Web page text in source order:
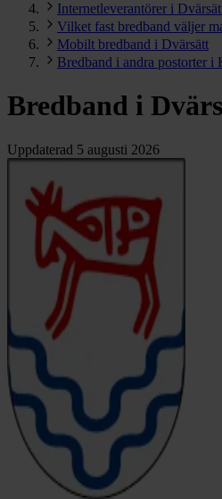
Internetleverantörer i
Vilket fast bredband väljer
Mobilt bredband i Dvärsätt
Bredband i andra postorter i
Bredband i
Uppdaterad 5 augusti 2026